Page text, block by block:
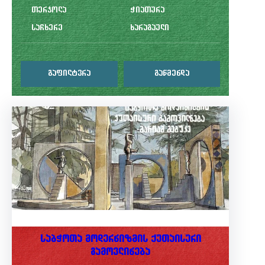
თერჯოლა
ჭიათურა
საჩხერე
ხარაგაული
გაფილტვრა გაწმენდა
საბჭოთა მოდერნიზმის ქუთაისური
გამოვლინება